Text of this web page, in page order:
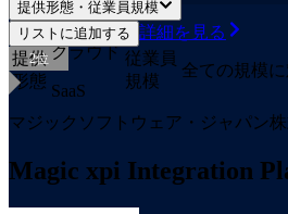
提供形態・従業員規模
提供
形態
クラウド
SaaS
従業員
規模
全ての規模
リストに追加する 詳細を見る
2位
マジックソフトウェア・ジャパン
Magic xpi Integration